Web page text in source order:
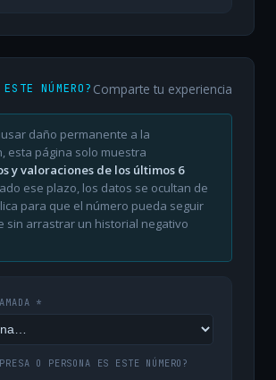
NÚMERO? Comparte tu experiencia
daño permanente a la
esta página solo muestra
y valoraciones de los últimos 6
ese plazo, los datos se ocultan de
para que el número pueda seguir
sin arrastrar un historial negativo
*
O PERSONA ES ESTE NÚMERO?